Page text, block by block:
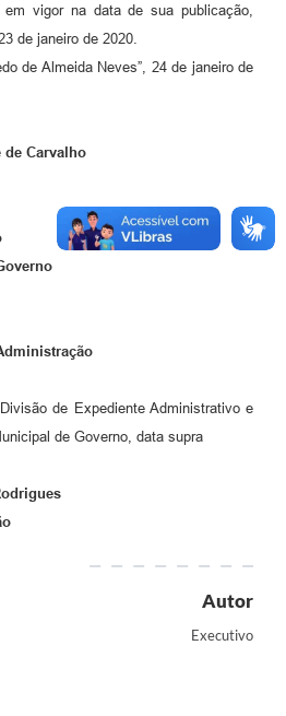
vigor na data de sua publicação,
de janeiro de 2020.
de Almeida Neves”, 24 de janeiro de
de Carvalho
de Expediente Administrativo e
de Governo, data supra
Autor
Executivo